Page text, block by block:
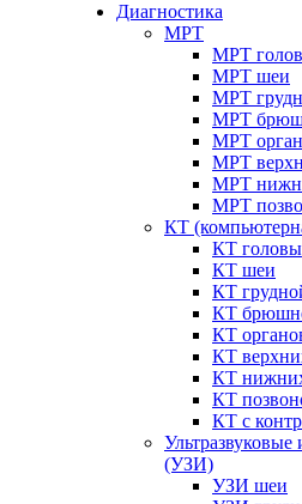
Диагностика
МРТ
МРТ
МРТ шеи
МРТ
МРТ
МРТ
МРТ
МРТ
МРТ
КТ
КТ головы
КТ шеи
КТ
КТ
КТ
КТ
КТ
КТ
КТ с
Ультразвуковые
(УЗИ)
УЗИ шеи